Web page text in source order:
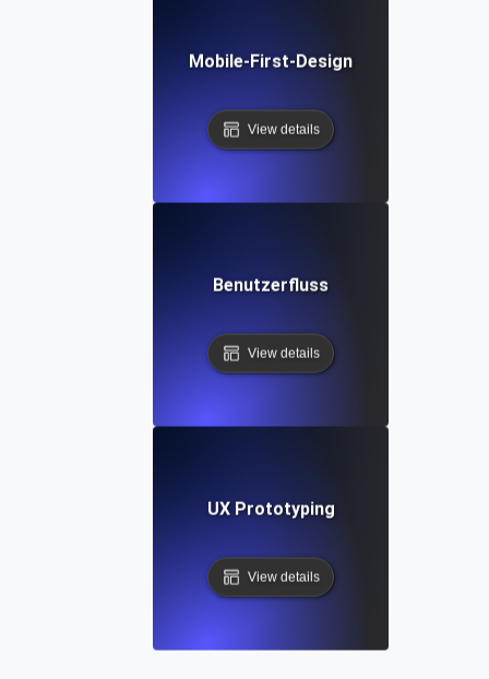
Mobile-First-Design
View details
Benutzerfluss
View details
UX Prototyping
View details